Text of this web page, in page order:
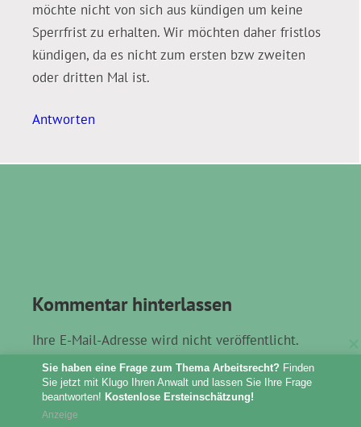
möchte nicht von sich aus kündigen um keine
Sperrfrist zu erhalten. Wir möchten daher fristlos
kündigen, da es nicht zum ersten bzw zweiten
oder dritten Mal ist.
Antworten
Kommentar hinterlassen
Ihre E-Mail-Adresse wird nicht veröffentlicht.
Erforderliche Felder sind mit * gekennzeichnet.
Bitte beachten Sie außerdem folgende Hinweise
Sie haben eine Frage zum Thema Arbeitsrecht? Finden
Sie jetzt mit Klugo Ihren Anwalt und lassen Sie Ihre Frage
beantworten! Kostenlose Ersteinschätzung!
Anzeige